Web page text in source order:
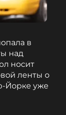
в
над
носит
ленты о
Йорке уже